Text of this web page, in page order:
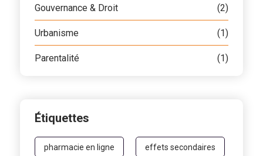
Gouvernance & Droit (2)
Urbanisme (1)
Parentalité (1)
Étiquettes
pharmacie en ligne effets secondaires